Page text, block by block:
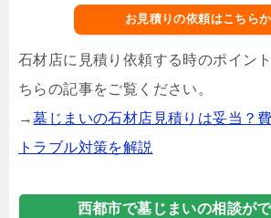
お見積りの依頼はこちら
石材店に見積り依頼する時のポイン
ちらの記事をご覧ください。
→墓じまいの石材店見積りは妥当？
トラブル対策を解説
西都市で墓じまいの相談が